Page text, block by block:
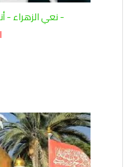
- نعي الزهراء -